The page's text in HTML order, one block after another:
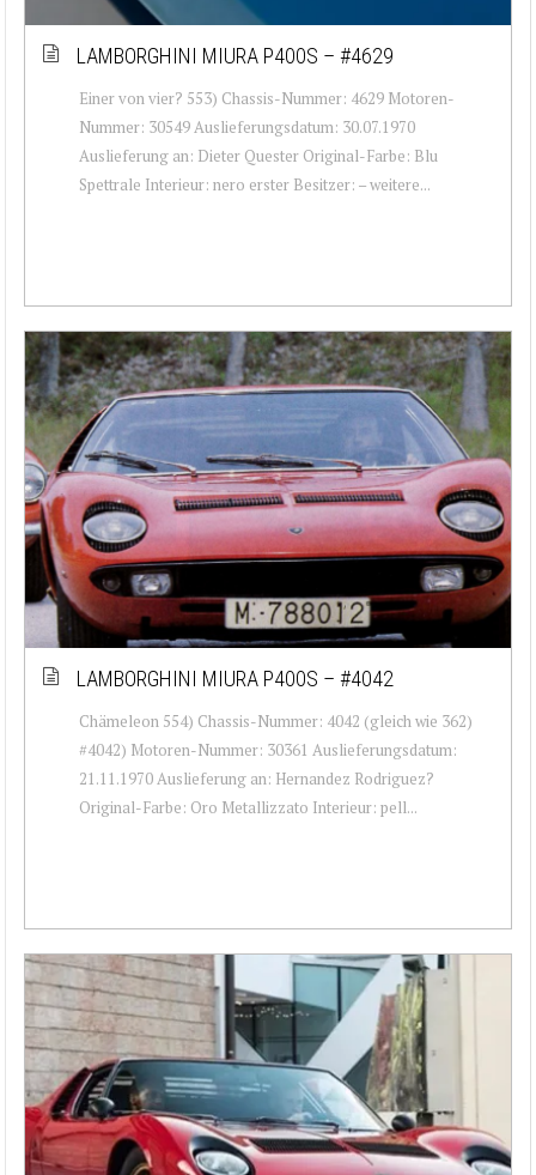
LAMBORGHINI MIURA P400S – #4629
Einer von vier? 553) Chassis-Nummer: 4629 Motoren-
Nummer: 30549 Auslieferungsdatum: 30.07.1970
Auslieferung an: Dieter Quester Original-Farbe: Blu
Spettrale Interieur: nero erster Besitzer: – weitere...
LAMBORGHINI MIURA P400S – #4042
Chämeleon 554) Chassis-Nummer: 4042 (gleich wie 362)
#4042) Motoren-Nummer: 30361 Auslieferungsdatum:
21.11.1970 Auslieferung an: Hernandez Rodriguez?
Original-Farbe: Oro Metallizzato Interieur: pell...